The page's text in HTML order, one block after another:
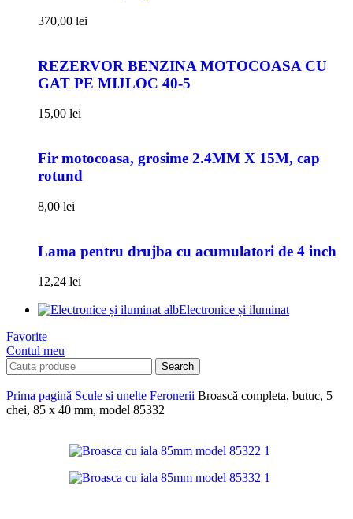
370,00 lei
REZERVOR BENZINA MOTOCOASA CU
GAT PE MIJLOC 40-5
15,00 lei
Fir motocoasa, grosime 2.4MM X 15M, cap
rotund
8,00 lei
Lama pentru drujba cu acumulatori de 4 inch
12,24 lei
Electronice și iluminat
Favorite
Contul meu
Search
Prima pagină Scule si unelte Feronerii Broască completa, butuc, 5
chei, 85 x 40 mm, model 85332